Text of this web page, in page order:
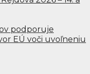
podporuje
EÚ voči uvoľneniu